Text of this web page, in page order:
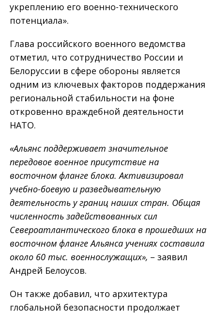
укреплению его военно-технического
потенциала».
Глава российского военного ведомства
отметил, что сотрудничество России и
Белоруссии в сфере обороны является
одним из ключевых факторов поддержания
региональной стабильности на фоне
откровенно враждебной деятельности
НАТО.
«Альянс поддерживает значительное
передовое военное присутствие на
восточном фланге блока. Активизировал
учебно-боевую и разведывательную
деятельность у границ наших стран. Общая
численность задействованных сил
Североатлантического блока в прошедших на
восточном фланге Альянса учениях составила
около 60 тыс. военнослужащих», – заявил
Андрей Белоусов.
Он также добавил, что архитектура
глобальной безопасности продолжает